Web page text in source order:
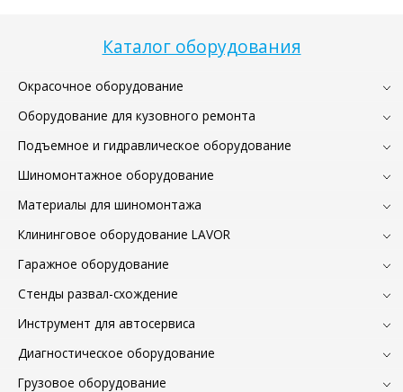
Каталог оборудования
Окрасочное оборудование
Оборудование для кузовного ремонта
Подъемное и гидравлическое оборудование
Шиномонтажное оборудование
Материалы для шиномонтажа
Клининговое оборудование LAVOR
Гаражное оборудование
Стенды развал-схождение
Инструмент для автосервиса
Диагностическое оборудование
Грузовое оборудование